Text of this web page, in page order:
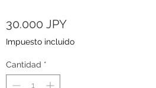
30.000 JPYPrecio
Impuesto incluido
Cantidad *